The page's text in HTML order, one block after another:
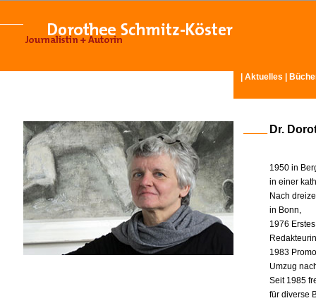
Aktuelles
Dr.
1950 in
in einer
Nach
in Bonn,
1976
1983
Umzug
Seit 1985
für diverse